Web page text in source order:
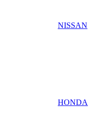
NISSAN
HONDA